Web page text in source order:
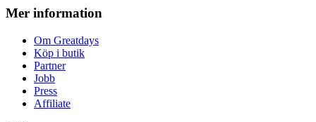
Mer information
Om Greatdays
Köp i butik
Partner
Jobb
Press
Affiliate